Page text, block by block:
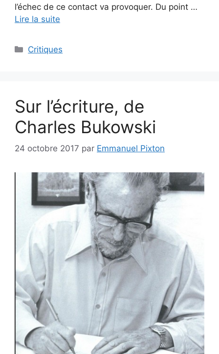
l’échec de ce contact va provoquer. Du point …
Lire la suite
Critiques
Sur l’écriture, de
Charles Bukowski
24 octobre 2017 par Emmanuel Pixton